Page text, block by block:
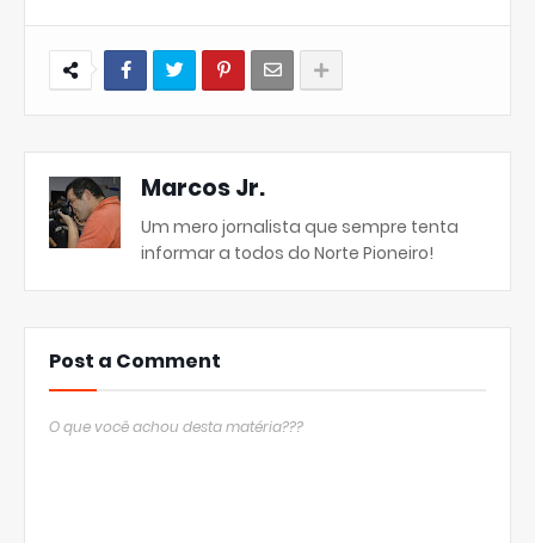
Marcos Jr.
Um mero jornalista que sempre tenta
informar a todos do Norte Pioneiro!
Post a Comment
O que você achou desta matéria???